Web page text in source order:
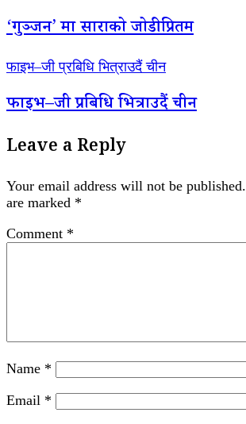
‘गुञ्जन’ मा साराको जोडी प्रितम
फाइभ–जी प्रबिधि भित्राउदैं चीन
फाइभ–जी प्रबिधि भित्राउदैं चीन
Leave a Reply
Your email address will not be published.
are marked *
Comment *
Name *
Email *